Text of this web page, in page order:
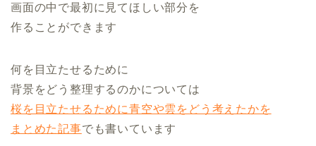
画面の中で最初に見てほしい部分を
作ることができます
何を目立たせるために
背景をどう整理するのかについては
桜を目立たせるために青空や雲をどう考えたかを
まとめた記事でも書いています